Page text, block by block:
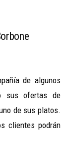
de algunos
sus ofertas de
de sus platos.
clientes podrán